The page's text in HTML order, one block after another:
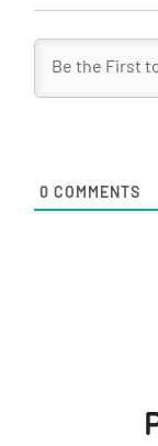
0 COMMENTS